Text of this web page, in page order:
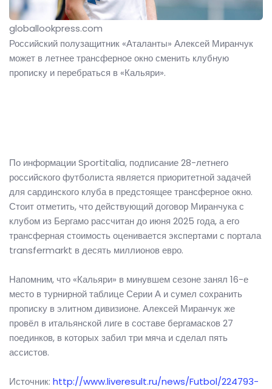
globallookpress.com
Российский полузащитник «Аталанты» Алексей Миранчук
может в летнее трансферное окно сменить клубную
прописку и перебраться в «Кальяри».
По информации Sportitalia, подписание 28-летнего
российского футболиста является приоритетной задачей
для сардинского клуба в предстоящее трансферное окно.
Стоит отметить, что действующий договор Миранчука с
клубом из Бергамо рассчитан до июня 2025 года, а его
трансферная стоимость оценивается экспертами с портала
transfermarkt в десять миллионов евро.
Напомним, что «Кальяри» в минувшем сезоне занял 16-е
место в турнирной таблице Серии А и сумел сохранить
прописку в элитном дивизионе. Алексей Миранчук же
провёл в итальянской лиге в составе бергамасков 27
поединков, в которых забил три мяча и сделал пять
ассистов.
Источник: http://www.liveresult.ru/news/Futbol/224793-